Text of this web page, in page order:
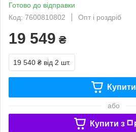
Готово до відправки
Код: 7600810802
Опт і роздріб
19 549 ₴
19 540 ₴ від 2 шт.
Купити
або
Купити з